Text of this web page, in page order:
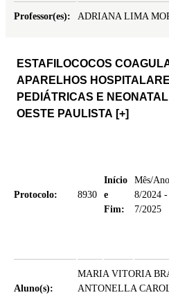
Professor(es): ADRIANA LIMA
ESTAFILOCOCOS
APARELHOS
PEDIÁTRICAS E
OESTE PAULISTA [+]
Protocolo: 8930
Início
e
Fim:
Mês/
8/2024 -
7/2025
Aluno(s):
MARIA VITORIA
ANTONELLA